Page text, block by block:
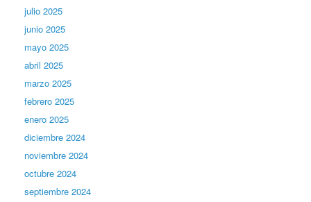
julio 2025
junio 2025
mayo 2025
abril 2025
marzo 2025
febrero 2025
enero 2025
diciembre 2024
noviembre 2024
octubre 2024
septiembre 2024